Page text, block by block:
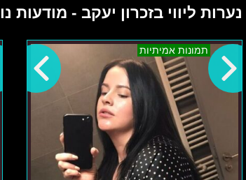
נערות ליווי בזכרון יעקב - מודעות
תמונות אמיתיות בצפון
ישראל
אווה